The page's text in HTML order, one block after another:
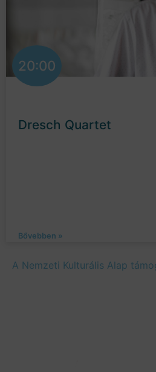
20:00
Dresch Quartet
Bővebben »
A Nemzeti Kulturális Alap